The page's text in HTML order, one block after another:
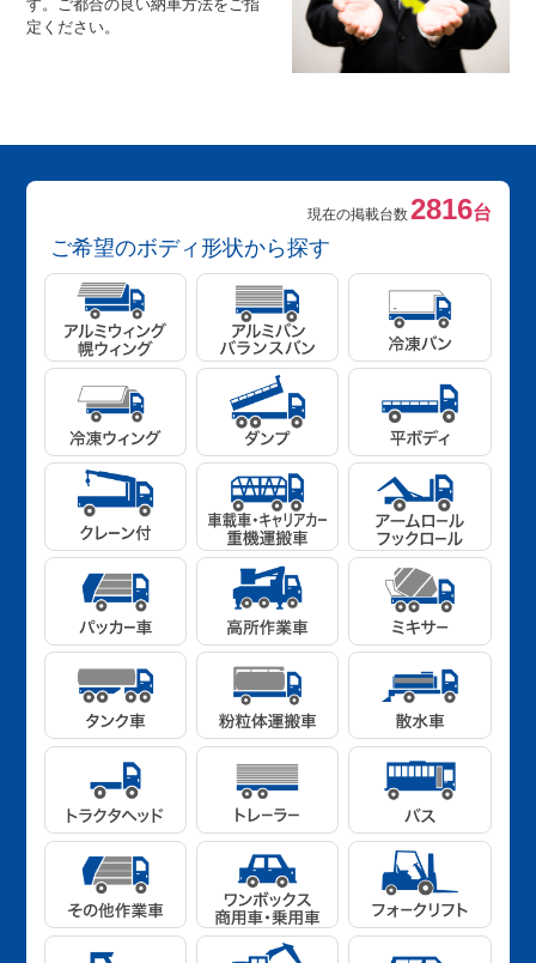
す。ご都合の良い納車方法をご指
定ください。
現在の掲載台数2816台
ご希望のボディ形状から探す